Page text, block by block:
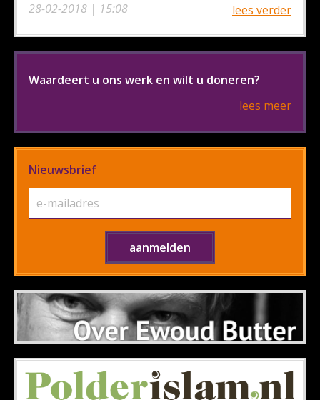
28-02-2018 | 15:08
lees verder
Waardeert u ons werk en wilt u doneren?
lees meer
Nieuwsbrief